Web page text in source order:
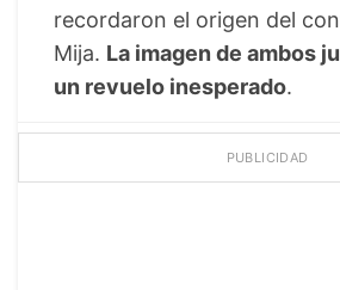
recordaron el origen del
Mija. La imagen de ambos
un revuelo inesperado.
PUBLICIDAD